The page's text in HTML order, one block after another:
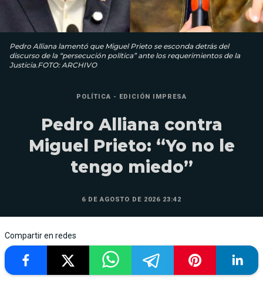
Pedro Alliana lamentó que Miguel Prieto se esconda detrás del
discurso de la “persecución política” ante los requerimientos de la
Justicia.FOTO: ARCHIVO
POLÍTICA - EDICIÓN IMPRESA
Pedro Alliana contra
Miguel Prieto: “Yo no le
tengo miedo”
6 DE AGOSTO DE 2026 23:42
Compartir en redes